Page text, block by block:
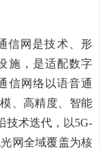
信网是技术、形
施，是适配数字
信网络以语音通
、高精度、智能
技术迭代，以5G-
网全域覆盖为核